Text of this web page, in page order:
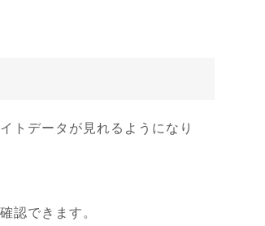
トデータが見れるようになり
認できます。